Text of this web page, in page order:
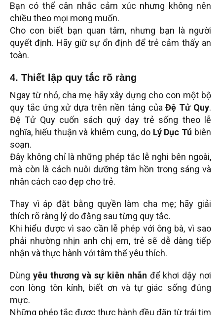
Bạn có thể cân nhắc cảm xúc nhưng không nên
chiều theo mọi mong muốn.
Cho con biết bạn quan tâm, nhưng bạn là người
quyết định. Hãy giữ sự ổn định để trẻ cảm thấy an
toàn.
4. Thiết lập quy tắc rõ ràng
Ngay từ nhỏ, cha mẹ hãy xây dựng cho con một bộ
quy tắc ứng xử dựa trên nền tảng củaĐệ Tử Quy.
Đệ Tử Quy cuốn sách quý dạy trẻ sống theo lễ
nghĩa, hiếu thuận và khiêm cung, do Lý Dục Tú biên
soạn.
Đây không chỉ là những phép tắc lễ nghi bên ngoài,
mà còn là cách nuôi dưỡng tâm hồn trong sáng và
nhân cách cao đẹp cho trẻ.
Thay vì áp đặt bằng quyền làm cha mẹ; hãy giải
thích rõ ràng lý do đằng sau từng quy tắc.
Khi hiểu được vì sao cần lễ phép với ông bà, vì sao
phải nhường nhịn anh chị em, trẻ sẽ dễ dàng tiếp
nhận và thực hành với tâm thế yêu thích.
Dùng yêu thương và sự kiên nhẫn để khơi dậy nơi
con lòng tôn kính, biết ơn và tự giác sống đúng
mực.
Những phép tắc được thực hành đều đặn từ trái tim